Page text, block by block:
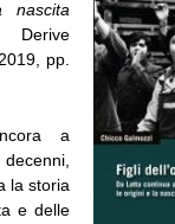
, Derive
pp.
a
la storia
e delle